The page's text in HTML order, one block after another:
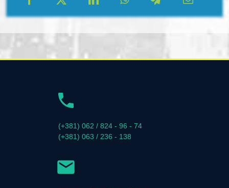
(+381) 062 / 824 - 96 - 74
(+381) 063 / 236 - 138